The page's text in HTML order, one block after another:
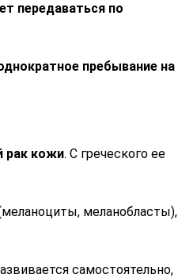
передаваться по
пребывание на
рак кожи. С греческого ее
меланобласты),
самостоятельно,